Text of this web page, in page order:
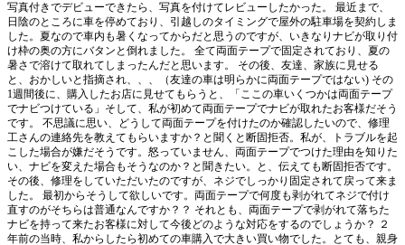
写真付きでデビューできたら、写真を付けてレビューしたかった。 最近まで、
日陰のところに車を停めており、引越しのタイミングで屋外の駐車場を契約しま
した。夏なので車内も暑くなってからだと思うのですが、いきなりナビが取り付
け枠の奥の方にバタンと倒れました。 全て両面テープで固定されており、夏の
暑さで溶けて取れてしまったんだと思います。 その後、友達、家族に見せる
と、おかしいと指摘され、、、（友達の車は明らかに両面テープではない) その
1週間後に、購入したお店に見せてもらうと、「ここの車いくつかは両面テープ
でナビつけている」そして、私が初めて両面テープでナビが取れたお客様だそう
です。 不思議に思い、どうして両面テープを付けたのか確認したいので、修理
工さんの連絡先を教えてもらいますか？と聞くと断固拒否。私が、トラブルを起
こした場合が嫌だそうです。怒っていません、両面テープでつけた理由を知りた
い、ナビを変えた場合もそうなのか？と聞きたい。と、伝えても断固拒否です。
その後、修理をしていただいたのですが、ネジでしっかり固定されて戻って来ま
した。 最初からそうして欲しいです。両面テープで何度も剥がれてネジで付け
直すのがそちらは普通なんですか？？ それとも、両面テープで剥がれて落ちた
ナビを持って来たお客様に対して今後どのような対応をするのでしょうか？ ２
年前の当時、私からしたら初めての車購入で大きい買い物でした。とても、親身